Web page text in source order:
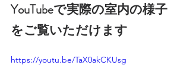
YouTubeで実際の室内の様子
をご覧いただけます
https://youtu.be/TaX0akCKUsg